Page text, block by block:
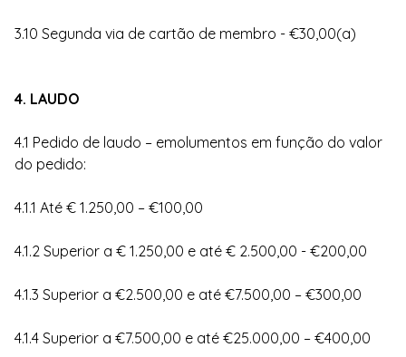
3.10 Segunda via de cartão de membro - €30,00(a)
4. LAUDO
4.1 Pedido de laudo – emolumentos em função do valor
do pedido:
4.1.1 Até € 1.250,00 – €100,00
4.1.2 Superior a € 1.250,00 e até € 2.500,00 - €200,00
4.1.3 Superior a €2.500,00 e até €7.500,00 – €300,00
4.1.4 Superior a €7.500,00 e até €25.000,00 – €400,00